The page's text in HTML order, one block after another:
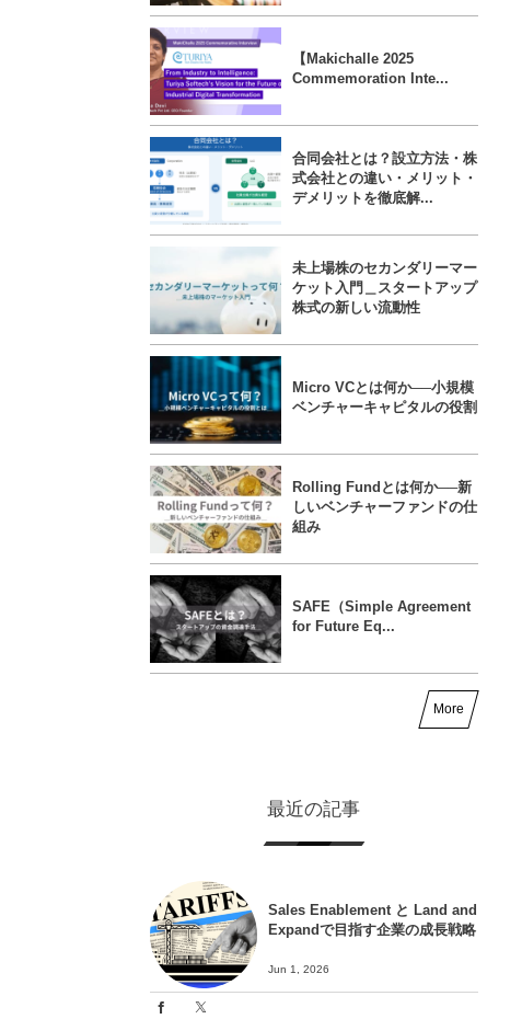
【Makichalle 2025
Commemoration Inte...
合同会社とは？設立方法・株
式会社との違い・メリット・
デメリットを徹底解...
未上場株のセカンダリーマー
ケット入門＿スタートアップ
株式の新しい流動性
Micro VCとは何か──小規模
ベンチャーキャピタルの役割
Rolling Fundとは何か──新
しいベンチャーファンドの仕
組み
SAFE（Simple Agreement
for Future Eq...
More
最近の記事
Sales Enablement と Land and
Expandで目指す企業の成長戦略
Jun 1, 2026